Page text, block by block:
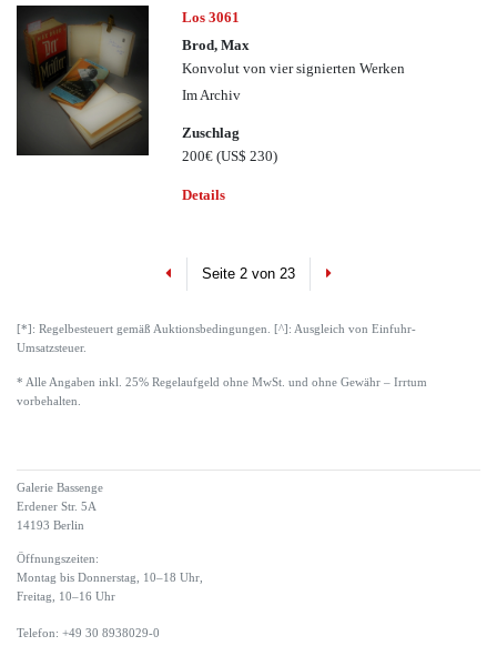
Los 3061
Brod, Max
Konvolut von vier signierten Werken
Im Archiv
Zuschlag
200€(US$ 230)
Details
PreviousSeite 2 von 23 Next
[*]: Regelbesteuert gemäß Auktionsbedingungen. [^]: Ausgleich von Einfuhr-
Umsatzsteuer.
* Alle Angaben inkl. 25% Regelaufgeld ohne MwSt. und ohne Gewähr – Irrtum
vorbehalten.
Galerie Bassenge
Erdener Str. 5A
14193 Berlin
Öffnungszeiten:
Montag bis Donnerstag, 10–18 Uhr,
Freitag, 10–16 Uhr
Telefon: +49 30 8938029-0